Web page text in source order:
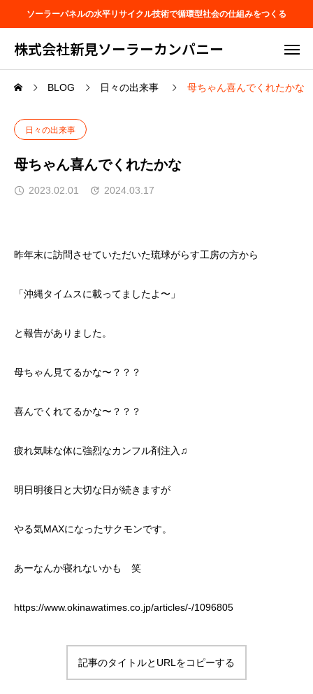
ソーラーパネルの水平リサイクル技術で循環型社会の仕組みをつくる
株式会社新見ソーラーカンパニー
BLOG 日々の出来事 母ちゃん喜んでくれたかな
日々の出来事
母ちゃん喜んでくれたかな
2023.02.01 2024.03.17
昨年末に訪問させていただいた琉球がらす工房の方から
「沖縄タイムスに載ってましたよ〜」
と報告がありました。
母ちゃん見てるかな〜？？？
喜んでくれてるかな〜？？？
疲れ気味な体に強烈なカンフル剤注入♫
明日明後日と大切な日が続きますが
やる気MAXになったサクモンです。
あーなんか寝れないかも 笑
https://www.okinawatimes.co.jp/articles/-/1096805
記事のタイトルとURLをコピーする